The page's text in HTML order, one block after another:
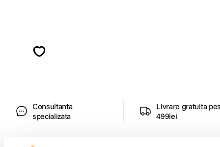
Consultanta
specializata
Livrare gratuita
499lei